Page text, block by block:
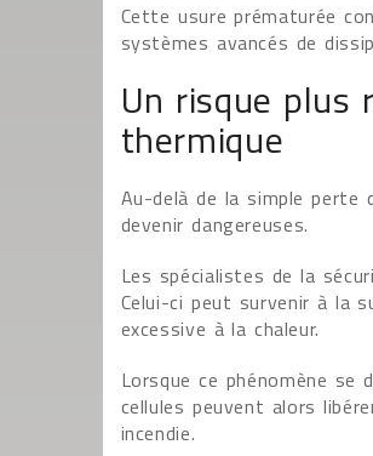
Cette usure prématurée
systèmes avancés de
Un risque plus
thermique
Au-delà de la simple perte
devenir dangereuses.
Les spécialistes de la
Celui-ci peut survenir à la
excessive à la chaleur.
Lorsque ce phénomène
cellules peuvent alors
incendie.